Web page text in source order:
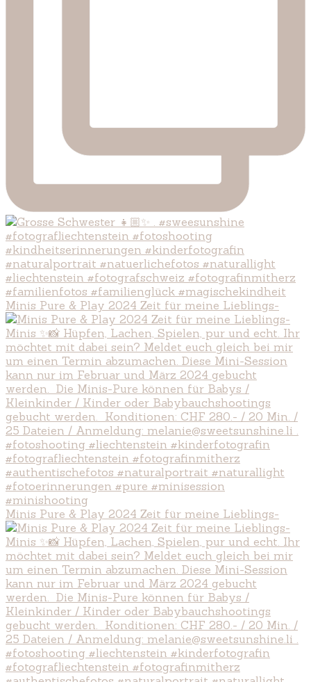
Minis Pure & Play 2024 Zeit für meine Lieblings-
Minis Pure & Play 2024 Zeit für meine Lieblings-